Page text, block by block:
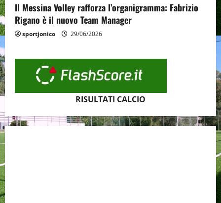
Il Messina Volley rafforza l’organigramma: Fabrizio
Rigano è il nuovo Team Manager
sportjonico 29/06/2026
RISULTATI CALCIO